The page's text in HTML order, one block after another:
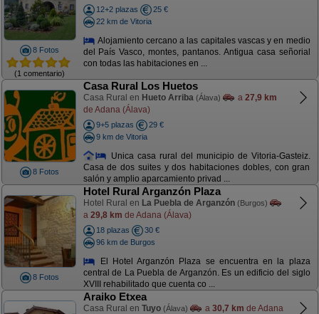
8 Fotos
(1 comentario)
12+2 plazas
25 €
22 km de Vitoria
Alojamiento cercano a las capitales vascas y en medio
del País Vasco, montes, pantanos. Antigua casa señorial
con todas las habitaciones en ...
8 Fotos
Casa Rural Los Huetos
Casa Rural en Hueto Arriba (Álava) a 27,9 km
de Adana (Álava)
9+5 plazas
29 €
9 km de Vitoria
Unica casa rural del municipio de Vitoria-Gasteiz.
Casa de dos suites y dos habitaciones dobles, con gran
salón y amplio aparcamiento privad ...
8 Fotos
Hotel Rural Arganzón Plaza
Hotel Rural en La Puebla de Arganzón (Burgos)
a 29,8 km de Adana (Álava)
18 plazas
30 €
96 km de Burgos
El Hotel Arganzón Plaza se encuentra en la plaza
central de La Puebla de Arganzón. Es un edificio del siglo
XVIII rehabilitado que cuenta co ...
Araiko Etxea
Casa Rural en Tuyo (Álava) a 30,7 km de Adana